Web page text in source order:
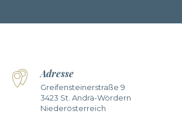
Adresse
Greifensteinerstraße 9
3423 St. Andrä-Wördern
Niederösterreich